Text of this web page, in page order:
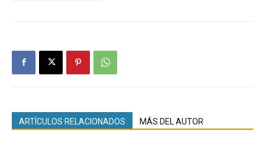
ARTÍCULOS RELACIONADOS MÁS DEL AUTOR